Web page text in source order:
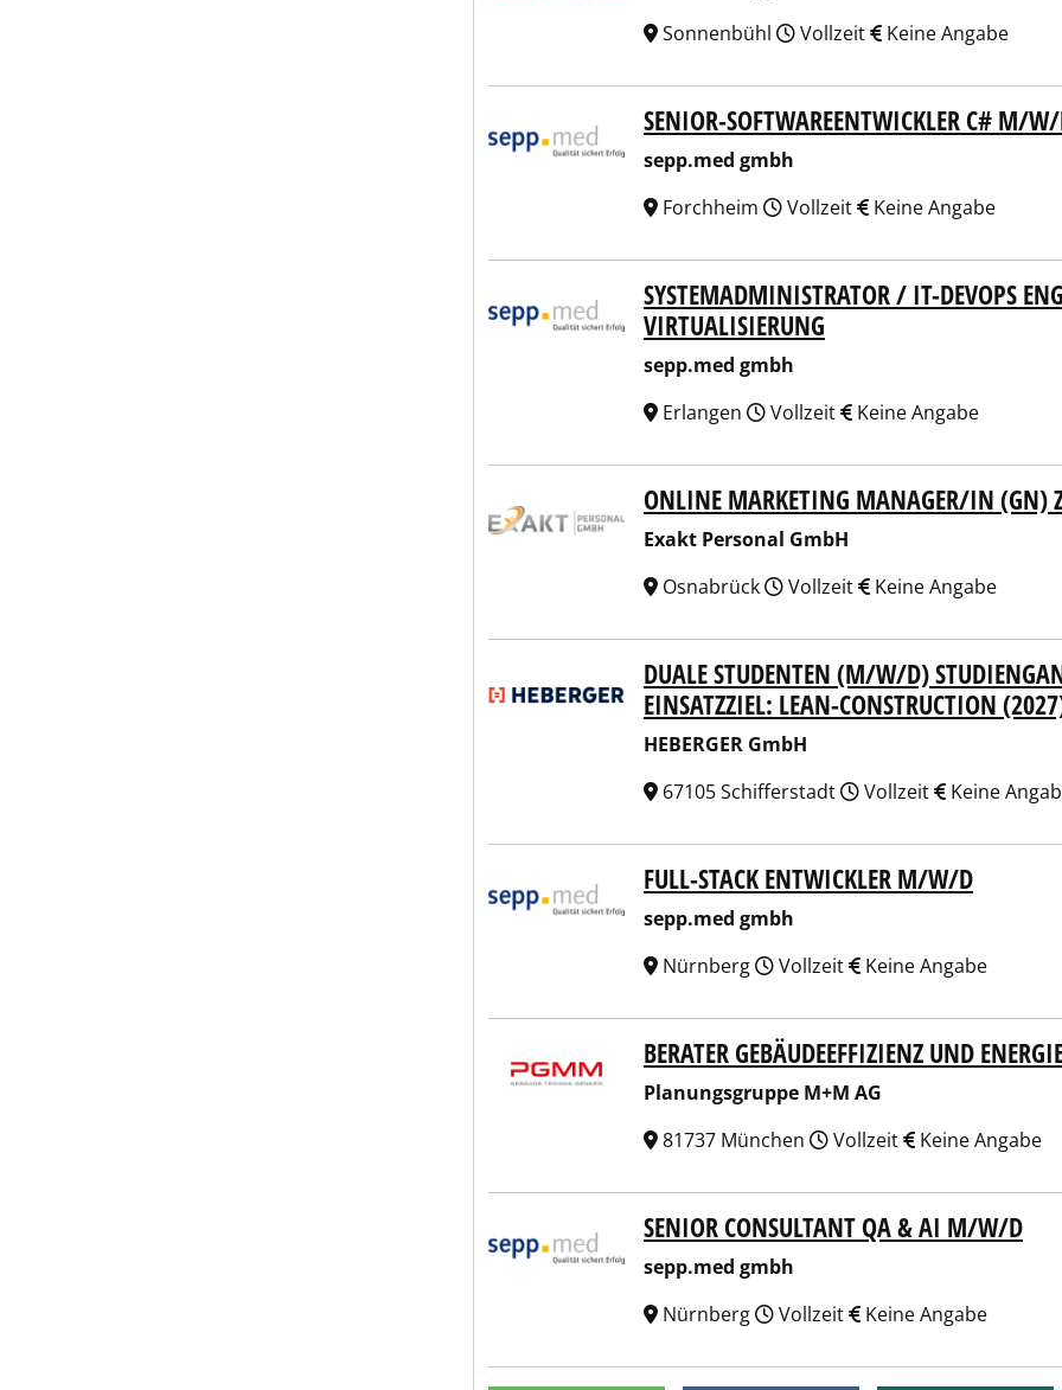
Sonnenbühl
Vollzeit Keine Angabe
SENIOR-SOFTWAREENTWICKLER C# M/
sepp.med gmbh
Forchheim
Vollzeit Keine Angabe
SYSTEMADMINISTRATOR / IT-DEVOPS
VIRTUALISIERUNG
sepp.med gmbh
Erlangen
Vollzeit Keine Angabe
Exakt Personal GmbHONLINE MARKETING MANAGER/IN (GN)
Exakt Personal GmbH
Osnabrück
Vollzeit Keine Angabe
HEBERGER GmbHDUALE STUDENTEN (M/W/D)
EINSATZZIEL: LEAN-CONSTRUCTION
HEBERGER GmbH
67105 Schifferstadt
Vollzeit Keine
FULL-STACK ENTWICKLER M/W/D
sepp.med gmbh
Nürnberg
Vollzeit Keine Angabe
Planungsgruppe M+M AGBERATER GEBÄUDEEFFIZIENZ UND
Planungsgruppe M+M AG
81737 München
Vollzeit Keine Angabe
SENIOR CONSULTANT QA & AI M/W/D
sepp.med gmbh
Nürnberg
Vollzeit Keine Angabe